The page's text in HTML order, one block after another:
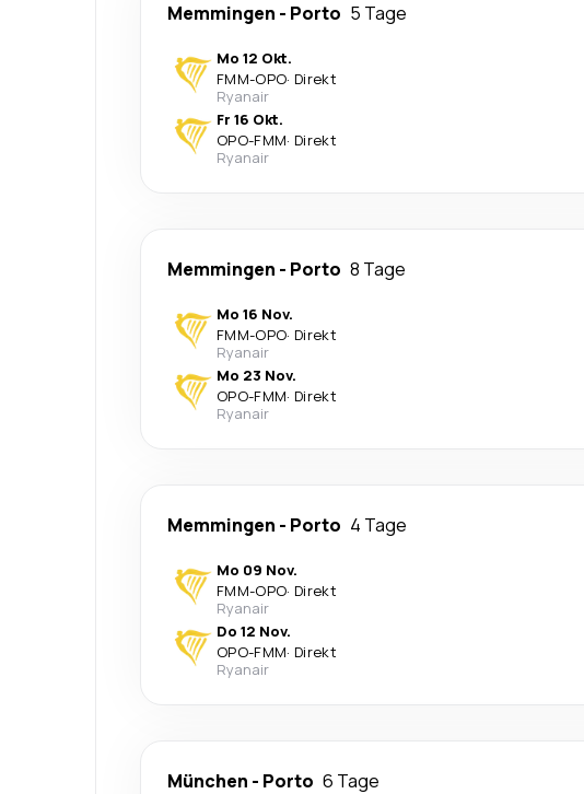
Memmingen - Porto 5 Tage
Mo 12 Okt.
FMM-OPO· Direkt
Ryanair
Fr 16 Okt.
OPO-FMM· Direkt
Ryanair
Memmingen - Porto 8 Tage
Mo 16 Nov.
FMM-OPO· Direkt
Ryanair
Mo 23 Nov.
OPO-FMM· Direkt
Ryanair
Memmingen - Porto 4 Tage
Mo 09 Nov.
FMM-OPO· Direkt
Ryanair
Do 12 Nov.
OPO-FMM· Direkt
Ryanair
München - Porto 6 Tage